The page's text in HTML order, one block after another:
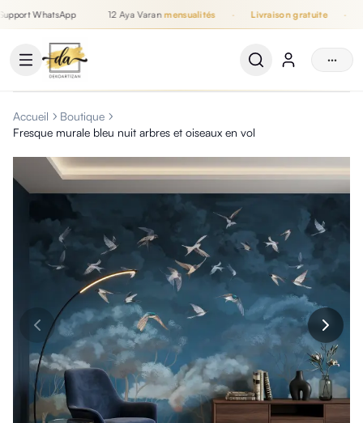
WhatsApp 12 Aya Varan mensualités Livraison gratuite
···
Accueil
Boutique
Fresque murale bleu nuit arbres et oiseaux en vol